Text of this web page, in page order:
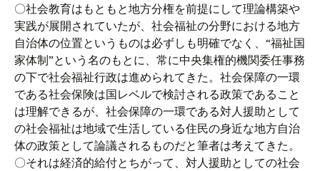
〇社会教育はもともと地方分権を前提にして理論構築や
実践が展開されていたが、社会福祉の分野における地方
自治体の位置というものは必ずしも明確でなく、“福祉国
家体制”という名のもとに、常に中央集権的機関委任事務
の下で社会福祉行政は進められてきた。社会保障の一環
である社会保険は国レベルで検討される政策であること
は理解できるが、社会保障の一環である対人援助として
の社会福祉は地域で生活している住民の身近な地方自治
体の政策として論議されるものだと筆者は考えてきた。
〇それは経済的給付とちがって、対人援助としての社会